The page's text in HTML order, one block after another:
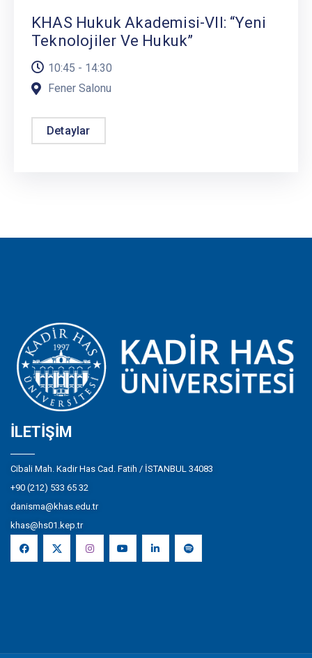
KHAS Hukuk Akademisi-VII: “Yeni
Teknolojiler Ve Hukuk”
10:45 - 14:30
Fener Salonu
Detaylar
İLETIŞIM
Cibali Mah. Kadir Has Cad. Fatih / İSTANBUL 34083
+90 (212) 533 65 32
danisma@khas.edu.tr
khas@hs01.kep.tr